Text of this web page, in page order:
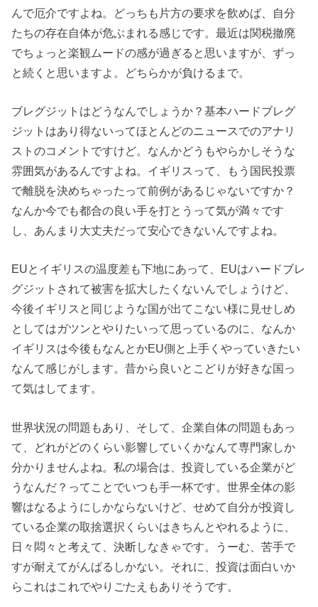
んで厄介ですよね。どっちも片方の要求を飲めば、自分
たちの存在自体が危ぶまれる感じです。最近は関税撤廃
でちょっと楽観ムードの感が過ぎると思いますが、ずっ
と続くと思いますよ。どちらかが負けるまで。
ブレグジットはどうなんでしょうか？基本ハードブレグ
ジットはあり得ないってほとんどのニュースでのアナリ
ストのコメントですけど。なんかどうもやらかしそうな
雰囲気があるんですよね。イギリスって、もう国民投票
で離脱を決めちゃったって前例があるじゃないですか？
なんか今でも都合の良い手を打とうって気が満々です
し、あんまり大丈夫だって安心できないんですよね。
EUとイギリスの温度差も下地にあって、EUはハードブレ
グジットされて被害を拡大したくないんでしょうけど、
今後イギリスと同じような国が出てこない様に見せしめ
としてはガツンとやりたいって思っているのに、なんか
イギリスは今後もなんとかEU側と上手くやっていきたい
なんて感じがします。昔から良いとこどりが好きな国っ
て気はしてます。
世界状況の問題もあり、そして、企業自体の問題もあっ
て、どれがどのくらい影響していくかなんて専門家しか
分かりませんよね。私の場合は、投資している企業がど
うなんだ？ってことでいつも手一杯です。世界全体の影
響はなるようにしかならないけど、せめて自分が投資し
ている企業の取捨選択くらいはきちんとやれるように、
日々悶々と考えて、決断しなきゃです。うーむ、苦手で
すが耐えてがんばるしかない。それに、投資は面白いか
らこれはこれでやりごたえもありそうです。